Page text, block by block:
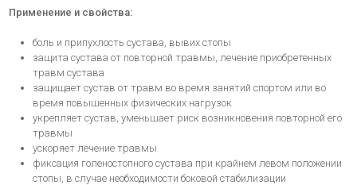
Применение и свойства:
боль и припухлость сустава, вывих стопы
защита сустава от повторной травмы, лечение приобретенных
травм сустава
защищает сустав от травм во время занятий спортом или во
время повышенных физических нагрузок
укрепляет сустав, уменьшает риск возникновения повторной его
травмы
ускоряет лечение травмы
фиксация голеностопного сустава при крайнем левом положении
стопы, в случае необходимости боковой стабилизации